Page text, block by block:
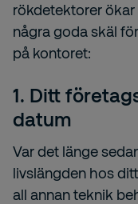
rökdetektorer ökar
några goda skäl
på kontoret:
1. Ditt
datum
Var det länge
livslängden hos
all annan teknik